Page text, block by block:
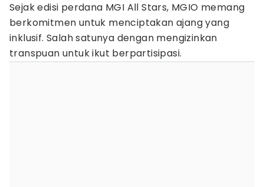
Sejak edisi perdana MGI All Stars, MGIO memang
berkomitmen untuk menciptakan ajang yang
inklusif. Salah satunya dengan mengizinkan
transpuan untuk ikut berpartisipasi.